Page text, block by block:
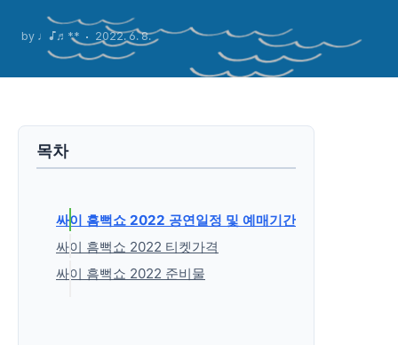
by ♩♪♬** 2022. 6. 8.
목차
싸이 흠뻑쇼 2022 공연일정 및 예매기간
싸이 흠뻑쇼 2022 티켓가격
싸이 흠뻑쇼 2022 준비물